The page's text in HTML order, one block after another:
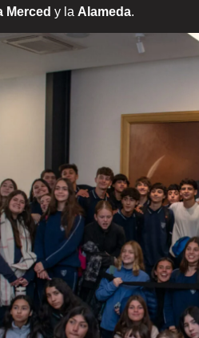
Merced y la Alameda.